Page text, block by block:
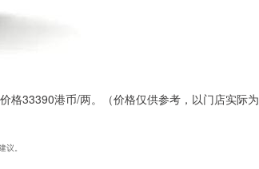
格33390港币/两。（价格仅供参考，以门店实际为
。